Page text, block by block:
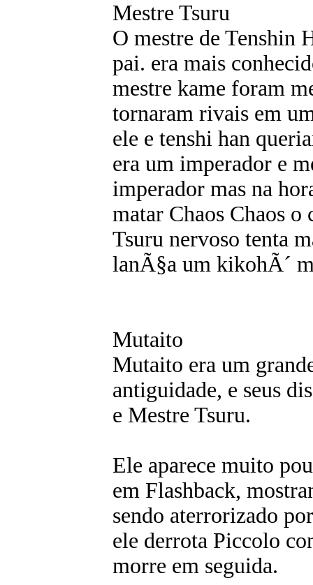
Mestre Tsuru
O mestre de Tenshin
pai. era mais
mestre kame foram
tornaram rivais em
ele e tenshi han
era um imperador e
imperador mas na
matar Chaos Chaos o
Tsuru nervoso tenta
lanÃ§a um kikohÃ´
Mutaito
Mutaito era um
antiguidade, e seus
e Mestre Tsuru.
Ele aparece muito
em Flashback,
sendo aterrorizado
ele derrota Piccolo
morre em seguida.